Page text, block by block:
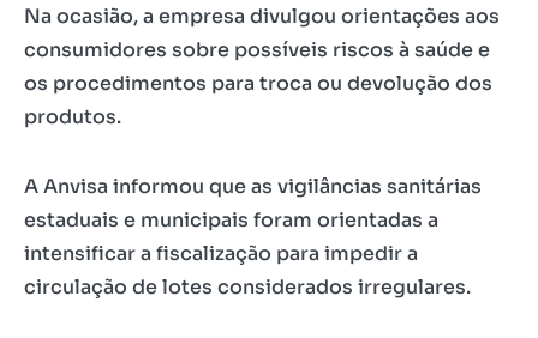
Na ocasião, a empresa divulgou orientações aos
consumidores sobre possíveis riscos à saúde e
os procedimentos para troca ou devolução dos
produtos.
A Anvisa informou que as vigilâncias sanitárias
estaduais e municipais foram orientadas a
intensificar a fiscalização para impedir a
circulação de lotes considerados irregulares.